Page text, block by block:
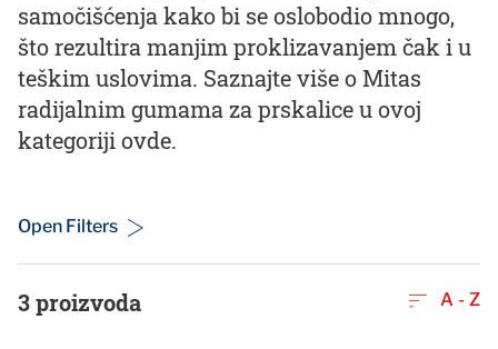
samočišćenja kako bi se oslobodio mnogo,
što rezultira manjim proklizavanjem čak i u
teškim uslovima. Saznajte više o Mitas
radijalnim gumama za prskalice u ovoj
kategoriji ovde.
Open Filters
3proizvoda A - Z